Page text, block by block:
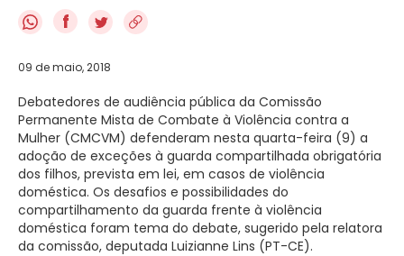
f
09 de maio, 2018
Debatedores de audiência pública da Comissão
Permanente Mista de Combate à Violência contra a
Mulher (CMCVM) defenderam nesta quarta-feira (9) a
adoção de exceções à guarda compartilhada obrigatória
dos filhos, prevista em lei, em casos de violência
doméstica. Os desafios e possibilidades do
compartilhamento da guarda frente à violência
doméstica foram tema do debate, sugerido pela relatora
da comissão, deputada Luizianne Lins (PT-CE).